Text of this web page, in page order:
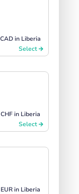
in Liberia
Select
in Liberia
Select
in Liberia